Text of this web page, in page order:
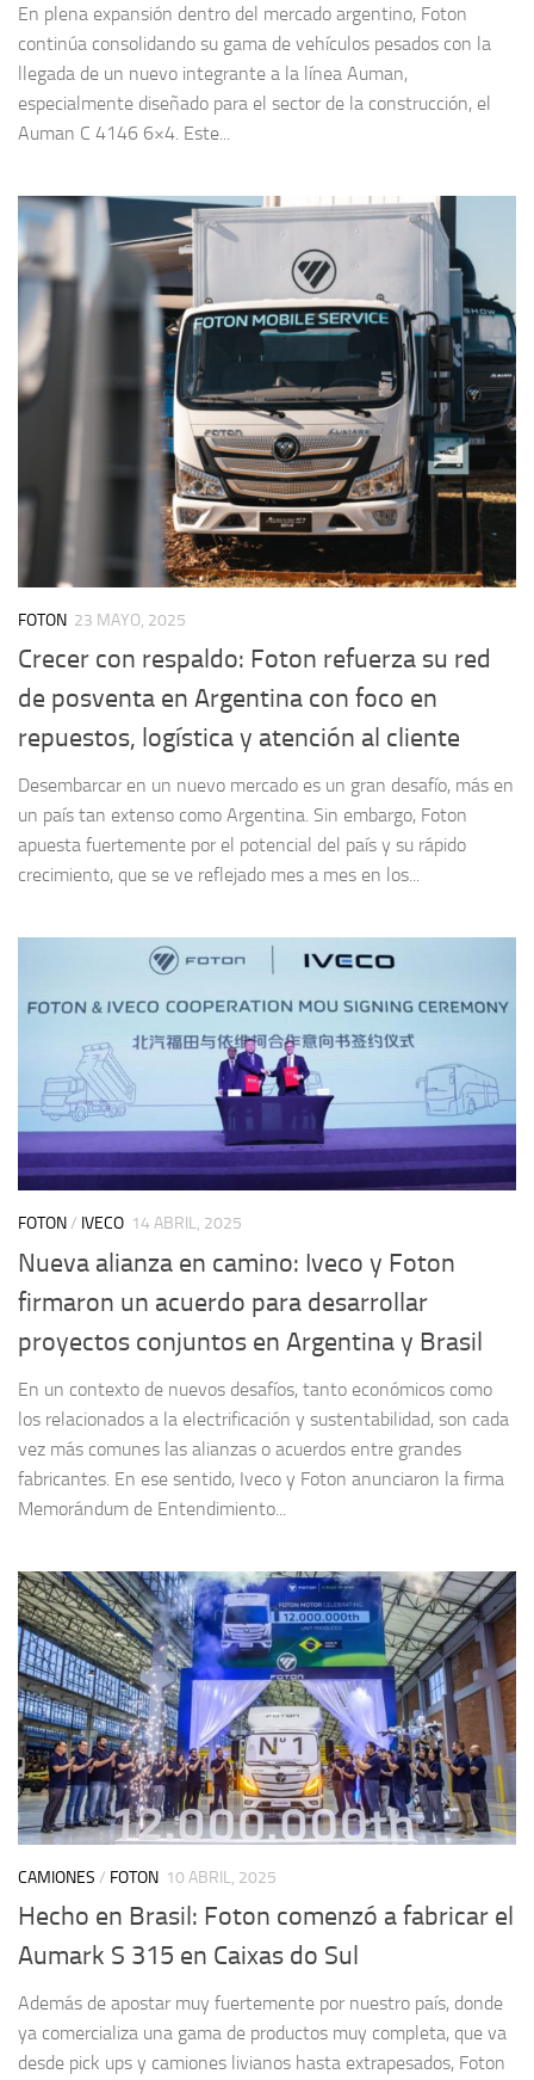
En plena expansión dentro del mercado argentino, Foton
continúa consolidando su gama de vehículos pesados con la
llegada de un nuevo integrante a la línea Auman,
especialmente diseñado para el sector de la construcción, el
Auman C 4146 6×4. Este...
FOTON 23 MAYO, 2025
Crecer con respaldo: Foton refuerza su red
de posventa en Argentina con foco en
repuestos, logística y atención al cliente
Desembarcar en un nuevo mercado es un gran desafío, más en
un país tan extenso como Argentina. Sin embargo, Foton
apuesta fuertemente por el potencial del país y su rápido
crecimiento, que se ve reflejado mes a mes en los...
FOTON/ IVECO 14 ABRIL, 2025
Nueva alianza en camino: Iveco y Foton
firmaron un acuerdo para desarrollar
proyectos conjuntos en Argentina y Brasil
En un contexto de nuevos desafíos, tanto económicos como
los relacionados a la electrificación y sustentabilidad, son cada
vez más comunes las alianzas o acuerdos entre grandes
fabricantes. En ese sentido, Iveco y Foton anunciaron la firma
Memorándum de Entendimiento...
CAMIONES / FOTON 10 ABRIL, 2025
Hecho en Brasil: Foton comenzó a fabricar el
Aumark S 315 en Caixas do Sul
Además de apostar muy fuertemente por nuestro país, donde
ya comercializa una gama de productos muy completa, que va
desde pick ups y camiones livianos hasta extrapesados, Foton